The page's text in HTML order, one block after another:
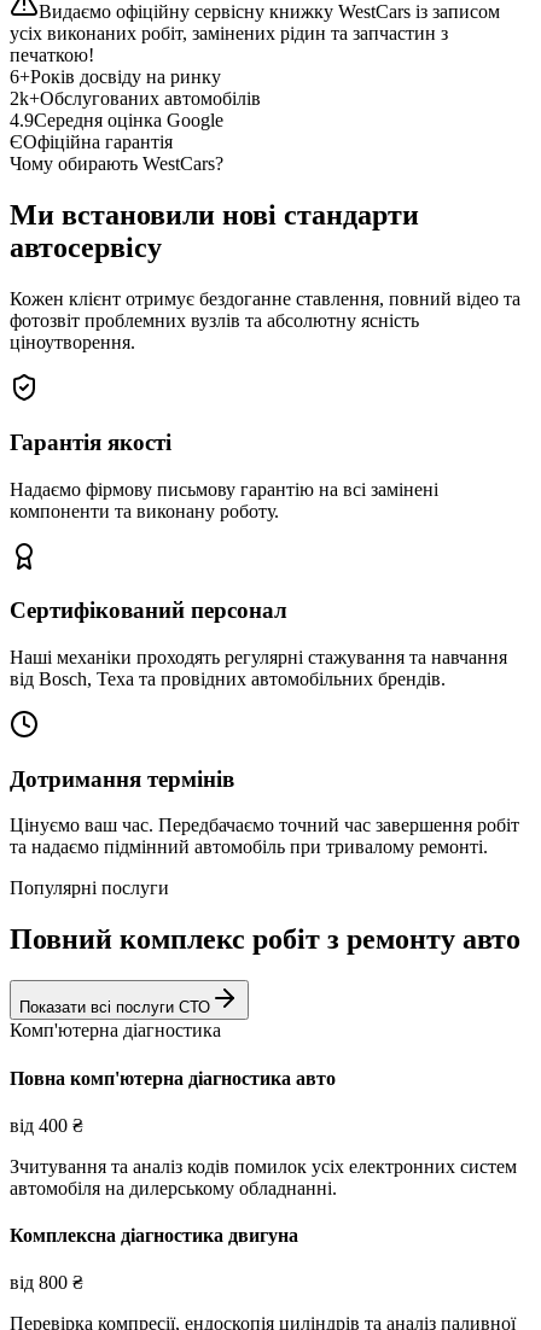
Видаємо офіційну сервісну книжку WestCars із записом
усіх виконаних робіт, замінених рідин та запчастин з
печаткою!
6+Років досвіду на ринку
2k+Обслугованих автомобілів
4.9Середня оцінка Google
ЄОфіційна гарантія
Чому обирають WestCars?
Ми встановили нові стандарти
автосервісу
Кожен клієнт отримує бездоганне ставлення, повний відео та
фотозвіт проблемних вузлів та абсолютну ясність
ціноутворення.
Гарантія якості
Надаємо фірмову письмову гарантію на всі замінені
компоненти та виконану роботу.
Сертифікований персонал
Наші механіки проходять регулярні стажування та навчання
від Bosch, Texa та провідних автомобільних брендів.
Дотримання термінів
Цінуємо ваш час. Передбачаємо точний час завершення робіт
та надаємо підмінний автомобіль при тривалому ремонті.
Популярні послуги
Повний комплекс робіт з ремонту авто
Показати всі послуги СТО
Комп'ютерна діагностика
Повна комп'ютерна діагностика авто
від 400 ₴
Зчитування та аналіз кодів помилок усіх електронних систем
автомобіля на дилерському обладнанні.
Комплексна діагностика двигуна
від 800 ₴
Перевірка компресії, ендоскопія циліндрів та аналіз паливної